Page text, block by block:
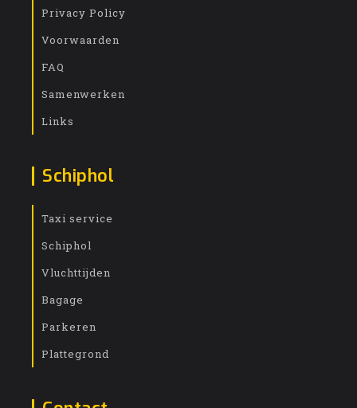
Privacy Policy
Voorwaarden
FAQ
Samenwerken
Links
Schiphol
Taxi service
Schiphol
Vluchttijden
Bagage
Parkeren
Plattegrond